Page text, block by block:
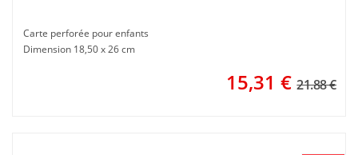
Carte perforée pour enfants
Dimension 18,50 x 26 cm
15,31 € 21.88 €